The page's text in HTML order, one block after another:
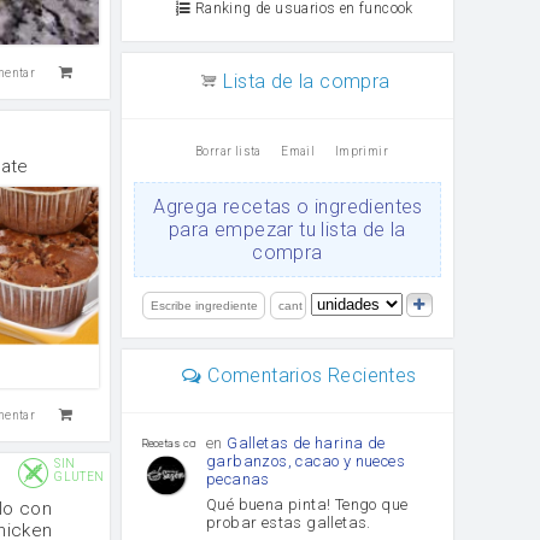
SIN
GLUTEN
con
Ranking de usuarios en funcook
Lista de la compra
Borrar lista Email Imprimir
Agrega recetas o ingredientes
para empezar tu lista de la
compra
Comentarios Recientes
Recetas con sazon
en Galletas de harina de
garbanzos, cacao y nueces
pecanas
Qué buena pinta! Tengo que
probar estas galletas.